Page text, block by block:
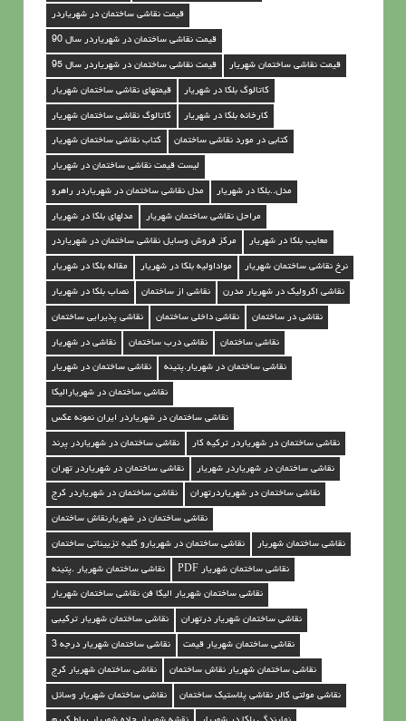
قیمت نقاشی ساختمان در شهریاردر
قیمت نقاشی ساختمان در شهریاردر سال 90
قیمت نقاشی ساختمان در شهریاردر سال 95 قیمت نقاشی ساختمان شهریار
قیمتهای نقاشی ساختمان شهریار کاتالوگ بلکا در شهریار
کاتالوگ نقاشی ساختمان شهریار کارخانه بلکا در شهریار
کتاب نقاشی ساختمان شهریار کتابی در مورد نقاشی ساختمان
لیست قیمت نقاشی ساختمان در شهریار
مدل نقاشی ساختمان در شهریاردر راهرو مدل..بلکا در شهریار
مدلهای بلکا در شهریار مراحل نقاشی ساختمان شهریار
مرکز فروش وسایل نقاشی ساختمان در شهریاردر معایب بلکا در شهریار
مقاله بلکا در شهریار مواداولیه بلکا در شهریار نرخ نقاشی ساختمان شهریار
نصاب بلکا در شهریار نقاشی از ساختمان نقاشی اکرولیک در شهریار مدرن
نقاشی پذیرایی ساختمان نقاشی داخلی ساختمان نقاشی در ساختمان
نقاشی در شهریار نقاشی درب ساختمان نقاشی ساختمان
نقاشی ساختمان در شهریار نقاشی ساختمان در شهریار.پتینه
نقاشی ساختمان در شهریارالیکا
نقاشی ساختمان در شهریاردر ایران نمونه عکس
نقاشی ساختمان در شهریاردر پرند نقاشی ساختمان در شهریاردر ترکیه کار
نقاشی ساختمان در شهریاردر تهران نقاشی ساختمان در شهریاردر شهریار
نقاشی ساختمان در شهریاردر کرج نقاشی ساختمان در شهریاردرتهران
نقاشی ساختمان در شهریارنقاش ساختمان
نقاشی ساختمان در شهریارو کلیه تزییناتی ساختمان نقاشی ساختمان شهریار
نقاشی ساختمان شهریار .پتینه نقاشی ساختمان شهریار PDF
نقاشی ساختمان شهریار الیکا فن نقاشی ساختمان شهریار
نقاشی ساختمان شهریار ترکیبی نقاشی ساختمان شهریار درتهران
نقاشی ساختمان شهریار درجه 3 نقاشی ساختمان شهریار قیمت
نقاشی ساختمان شهریار کرج نقاشی ساختمان شهریار نقاش ساختمان
نقاشی ساختمان شهریار وسائل نقاشی مولتی کالر نقاشی پلاستیک ساختمان